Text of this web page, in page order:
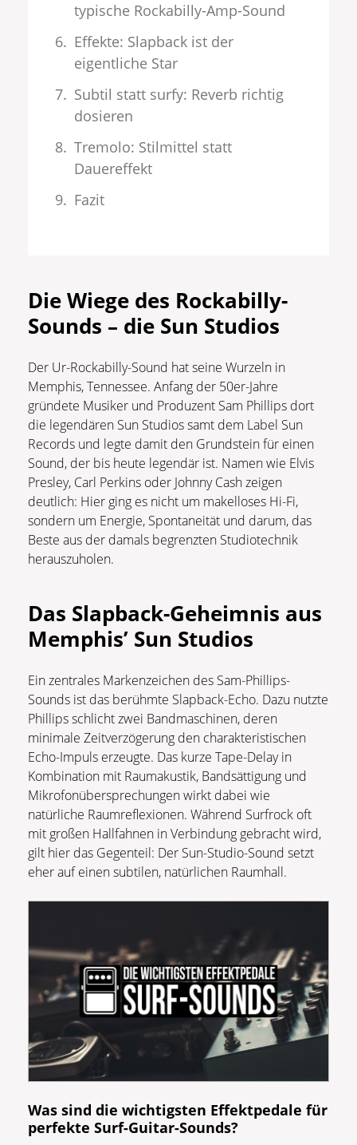
typische Rockabilly-Amp-Sound
Effekte: Slapback ist der
eigentliche Star
Subtil statt surfy: Reverb richtig
dosieren
Tremolo: Stilmittel statt
Dauereffekt
Fazit
Die Wiege des Rockabilly-
Sounds – die Sun Studios
Der Ur-Rockabilly-Sound hat seine Wurzeln in
Memphis, Tennessee. Anfang der 50er-Jahre
gründete Musiker und Produzent Sam Phillips dort
die legendären Sun Studios samt dem Label Sun
Records und legte damit den Grundstein für einen
Sound, der bis heute legendär ist. Namen wie Elvis
Presley, Carl Perkins oder Johnny Cash zeigen
deutlich: Hier ging es nicht um makelloses Hi-Fi,
sondern um Energie, Spontaneität und darum, das
Beste aus der damals begrenzten Studiotechnik
herauszuholen.
Das Slapback-Geheimnis aus
Memphis’ Sun Studios
Ein zentrales Markenzeichen des Sam-Phillips-
Sounds ist das berühmte Slapback-Echo. Dazu nutzte
Phillips schlicht zwei Bandmaschinen, deren
minimale Zeitverzögerung den charakteristischen
Echo-Impuls erzeugte. Das kurze Tape-Delay in
Kombination mit Raumakustik, Bandsättigung und
Mikrofonübersprechungen wirkt dabei wie
natürliche Raumreflexionen. Während Surfrock oft
mit großen Hallfahnen in Verbindung gebracht wird,
gilt hier das Gegenteil: Der Sun-Studio-Sound setzt
eher auf einen subtilen, natürlichen Raumhall.
Was sind die wichtigsten Effektpedale für
perfekte Surf-Guitar-Sounds?